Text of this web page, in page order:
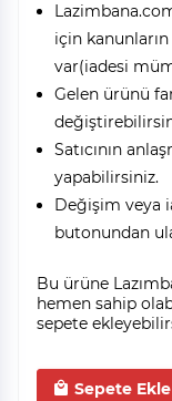
için
var(iadesi
Gelen ürünü
Satıcının
yapabilirsiniz.
Değişim veya
butonundan
Bu ürüne
hemen sahip
sepete
Sepete Ekle